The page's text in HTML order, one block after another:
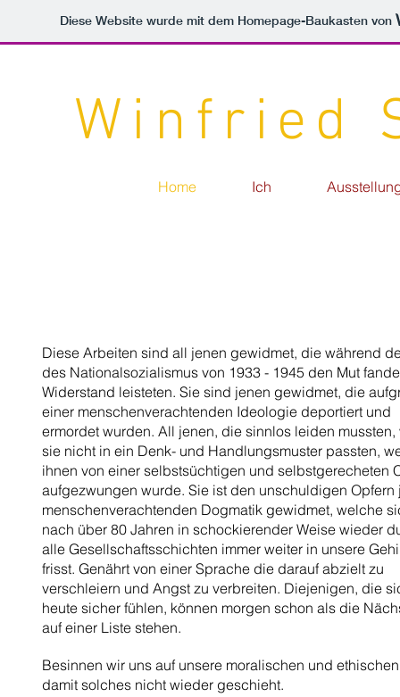
Diese Website wurde mit dem Homepage-Baukasten von
Winfried
Home Ich
Diese Arbeiten sind all jenen gewidmet, die während
des Nationalsozialismus von 1933 - 1945 den Mut
Widerstand leisteten. Sie sind jenen gewidmet, die
einer menschenverachtenden Ideologie deportiert und
ermordet wurden. All jenen, die sinnlos leiden mussten,
sie nicht in ein Denk- und Handlungsmuster passten,
ihnen von einer selbstsüchtigen und selbstgerecheten
aufgezwungen wurde. Sie ist den unschuldigen Opfern
menschenverachtenden Dogmatik gewidmet, welche
nach über 80 Jahren in schockierender Weise wieder
alle Gesellschaftsschichten immer weiter in unsere
frisst. Genährt von einer Sprache die darauf abzielt zu
verschleiern und Angst zu verbreiten. Diejenigen, die
heute sicher fühlen, können morgen schon als die
auf einer Liste stehen.
Besinnen wir uns auf unsere moralischen und
damit solches nicht wieder geschieht.